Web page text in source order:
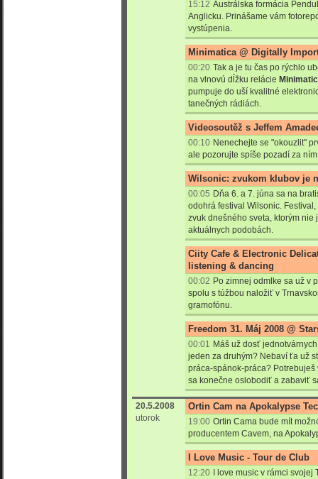
15:12 Austrálska formácia
Anglicku. Prinášame vám
vystúpenia.
Minimatica @ Digitally
00:20 Tak a je tu čas po rýchlo
na vlnovú dĺžku relácie
pumpuje do uší kvalitné
tanečných rádiách.
Videosoutěž s Jeffem
00:10 Nenechejte se "okouzlit"
ale pozorujte spíše pozadí za
Wilsonic: zvukom klubov je
00:05 Dňa 6. a 7. júna sa na
odohrá festival Wilsonic.
zvuk dnešného sveta, ktorým nie
aktuálnych podobách.
Ciity Cafe & Electronic
listening & dancing
00:02 Po zimnej odmlke sa už v
spolu s túžbou naložiť v
gramofónu.
Freedom 31. Máj 2008 @
00:01 Máš už dosť
jeden za druhým? Nebaví ťa už
práca-spánok-práca?
sa konečne oslobodiť a zabaviť
20.5.2008
utorok
Ortin Cam na Apokalypse
19:00 Ortin Cama bude mít
producentem Cavem, na
I Love Music - Tour de Club
12:20
I love music v rámci